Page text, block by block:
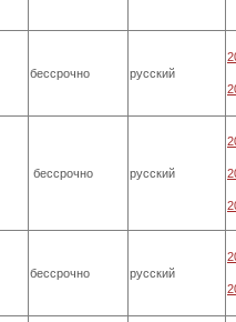
бессрочно русский
бессрочно русский
бессрочно русский